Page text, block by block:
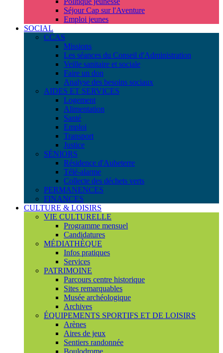
Séjour Cap sur l'Aventure
Emploi jeunes
SOCIAL
CCAS
Missions
Les séances du Conseil d'Administration
Veille sanitaire et sociale
Faire un don
Analyse des besoins sociaux
AIDES ET SERVICES
Logement
Alimentation
Santé
Emploi
Transport
Justice
SÉNIORS
Résidence d'Aubeterre
Télé-alarme
Collecte des déchets verts
PERMANENCES
FINANCES
CULTURE & LOISIRS
VIE CULTURELLE
Programme mensuel
Candidatures
MÉDIATHÈQUE
Infos pratiques
Services
PATRIMOINE
Parcours centre historique
Sites remarquables
Musée archéologique
Archives
ÉQUIPEMENTS SPORTIFS ET DE LOISIRS
Arènes
Aires de jeux
Sentiers randonnée
Boulodrome